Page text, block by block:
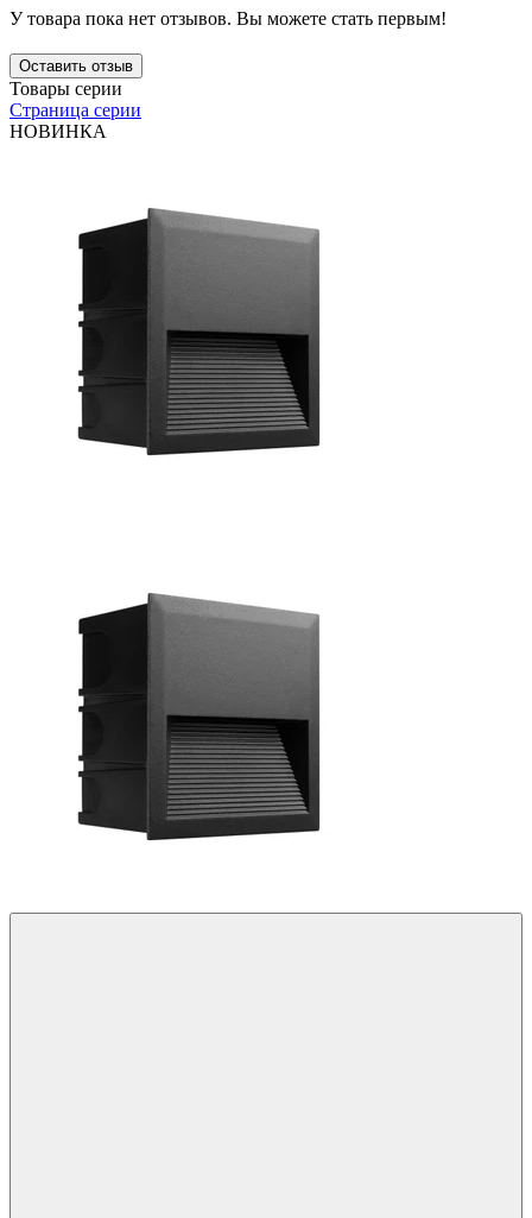
У товара пока нет отзывов. Вы можете стать первым!
Оставить отзыв
Товары серии
Страница серии
НОВИНКА